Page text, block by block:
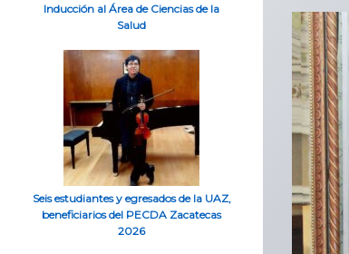
Inducción al Área de Ciencias de la
Salud
Seis estudiantes y egresados de la UAZ,
beneficiarios del PECDA Zacatecas
2026